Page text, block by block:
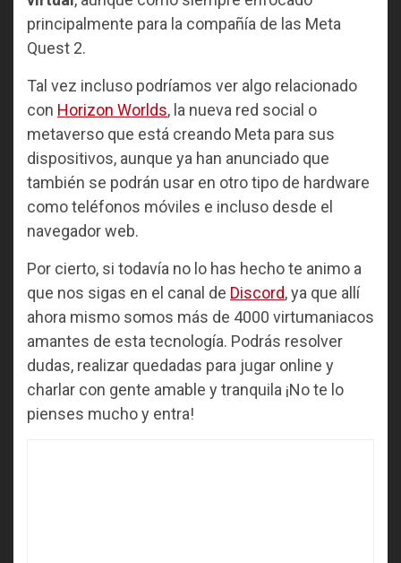
principalmente para la compañía de las Meta
Quest 2.
Tal vez incluso podríamos ver algo relacionado
con Horizon Worlds, la nueva red social o
metaverso que está creando Meta para sus
dispositivos, aunque ya han anunciado que
también se podrán usar en otro tipo de hardware
como teléfonos móviles e incluso desde el
navegador web.
Por cierto, si todavía no lo has hecho te animo a
que nos sigas en el canal de Discord, ya que allí
ahora mismo somos más de 4000 virtumaniacos
amantes de esta tecnología. Podrás resolver
dudas, realizar quedadas para jugar online y
charlar con gente amable y tranquila ¡No te lo
pienses mucho y entra!